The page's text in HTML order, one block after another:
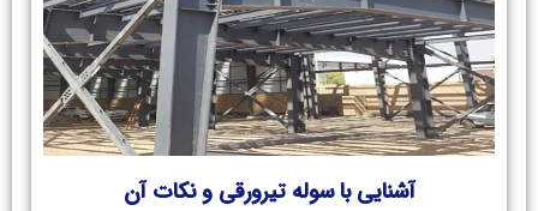
آشنایی با سوله تیرورقی و نکات آن